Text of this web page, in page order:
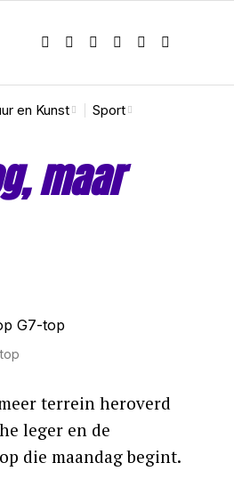
en Kunst Sport
maar
terrein heroverd
leger en de
die maandag begint.